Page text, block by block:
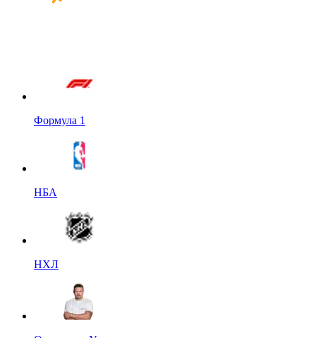
Формула 1
НБА
НХЛ